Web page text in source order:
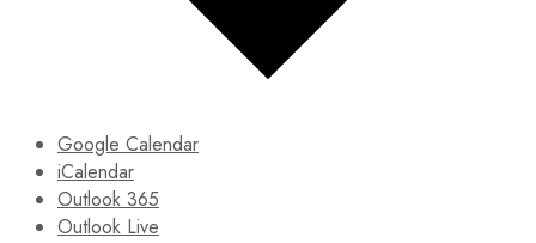
Google Calendar
iCalendar
Outlook 365
Outlook Live